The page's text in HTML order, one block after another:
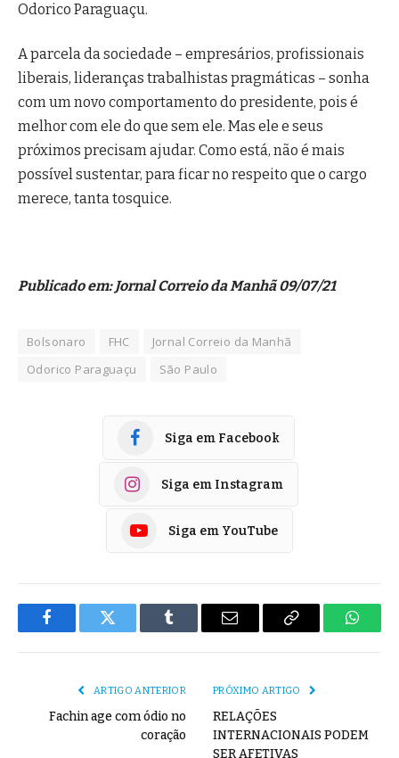
Odorico Paraguaçu.
A parcela da sociedade – empresários, profissionais
liberais, lideranças trabalhistas pragmáticas – sonha
com um novo comportamento do presidente, pois é
melhor com ele do que sem ele. Mas ele e seus
próximos precisam ajudar. Como está, não é mais
possível sustentar, para ficar no respeito que o cargo
merece, tanta tosquice.
Publicado em: Jornal Correio da Manhã 09/07/21
Bolsonaro FHC
Jornal Correio da Manhã
Odorico Paraguaçu
São Paulo
Siga em Facebook
Siga em Instagram
Siga em YouTube
FacebookTwitter Tumblr
E-
Copiar
ARTIGO ANTERIOR
Fachin age com ódio no
coração
PRÓXIMO ARTIGO
RELAÇÕES
INTERNACIONAIS PODEM
SER AFETIVAS